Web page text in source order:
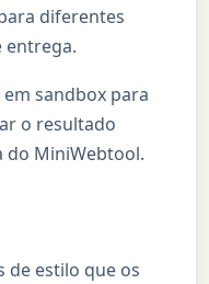
diferentes
entrega.
sandbox para
o resultado
do MiniWebtool.
de estilo que os